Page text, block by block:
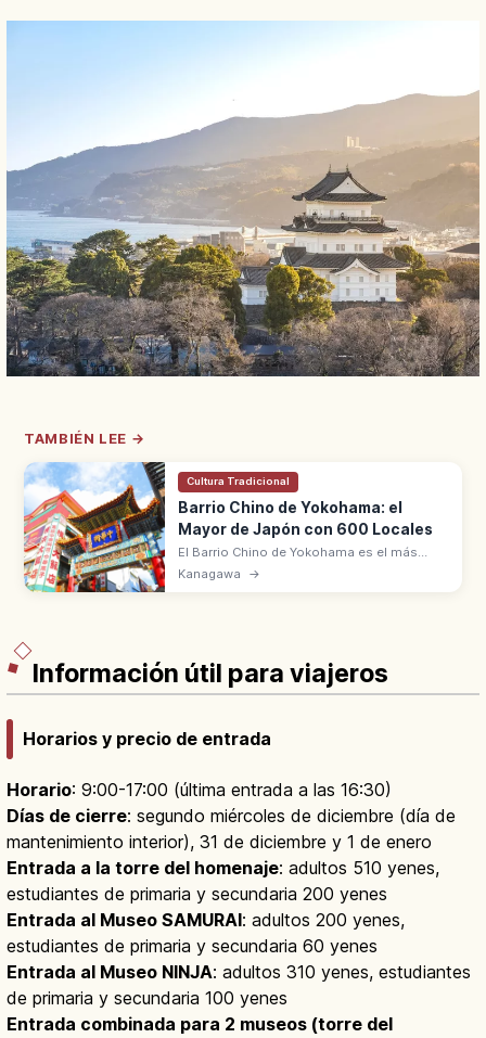
TAMBIÉN LEE →
Cultura Tradicional
Barrio Chino de Yokohama: el
Mayor de Japón con 600 Locales
El Barrio Chino de Yokohama es el más
grande de Japón, en el distrito Naka. 600
restaurantes y tiendas, 10 paifang y origen
Kanagawa →
Información útil para viajeros
Horarios y precio de entrada
Horario: 9:00-17:00 (última entrada a las 16:30)
Días de cierre: segundo miércoles de diciembre (día de
mantenimiento interior), 31 de diciembre y 1 de enero
Entrada a la torre del homenaje: adultos 510 yenes,
estudiantes de primaria y secundaria 200 yenes
Entrada al Museo SAMURAI: adultos 200 yenes,
estudiantes de primaria y secundaria 60 yenes
Entrada al Museo NINJA: adultos 310 yenes, estudiantes
de primaria y secundaria 100 yenes
Entrada combinada para 2 museos (torre del